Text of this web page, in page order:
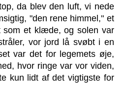
da blev den luft, vi nede
"den rene himmel," et
som et klæde, og solen var
vor jord lå svøbt i en
var det for legemets øje,
hvor ringe var vor viden,
kun lidt af det vigtigste for